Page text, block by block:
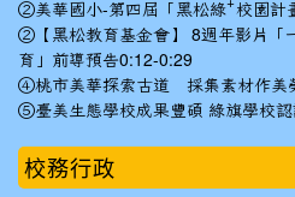
②美華國小-第四屆「黑松綠⁺校園計
②【黑松教育基金會】 8週年影片「
育」前導預告0:12-0:29
④桃市美華探索古道 採集素材作美
⑤臺美生態學校成果豐碩 綠旗學校
校務行政